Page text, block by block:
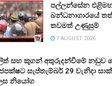
පල්ලන්සේන
බන්ධනාගාරයේ
තවමත් උණුසුම්
7 AUGUST 2026
සහ කුගන් අතුරුදන්වීමේ නඩුව
සැප්තැම්බර් 29 වැනිදා
නියෝග